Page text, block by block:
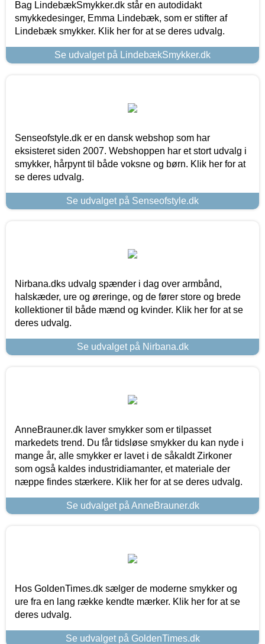
Bag LindebækSmykker.dk står en autodidakt
smykkedesinger, Emma Lindebæk, som er stifter af
Lindebæk smykker. Klik her for at se deres udvalg.
Se udvalget på LindebækSmykker.dk
Senseofstyle.dk er en dansk webshop som har
eksisteret siden 2007. Webshoppen har et stort udvalg i
smykker, hårpynt til både voksne og børn. Klik her for at
se deres udvalg.
Se udvalget på Senseofstyle.dk
Nirbana.dks udvalg spænder i dag over armbånd,
halskæder, ure og øreringe, og de fører store og brede
kollektioner til både mænd og kvinder. Klik her for at se
deres udvalg.
Se udvalget på Nirbana.dk
AnneBrauner.dk laver smykker som er tilpasset
markedets trend. Du får tidsløse smykker du kan nyde i
mange år, alle smykker er lavet i de såkaldt Zirkoner
som også kaldes industridiamanter, et materiale der
næppe findes stærkere. Klik her for at se deres udvalg.
Se udvalget på AnneBrauner.dk
Hos GoldenTimes.dk sælger de moderne smykker og
ure fra en lang række kendte mærker. Klik her for at se
deres udvalg.
Se udvalget på GoldenTimes.dk